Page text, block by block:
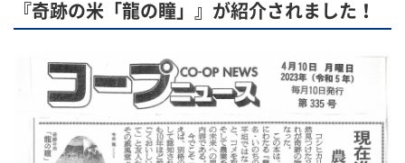
『奇跡の米「龍の瞳」』が紹介されました！